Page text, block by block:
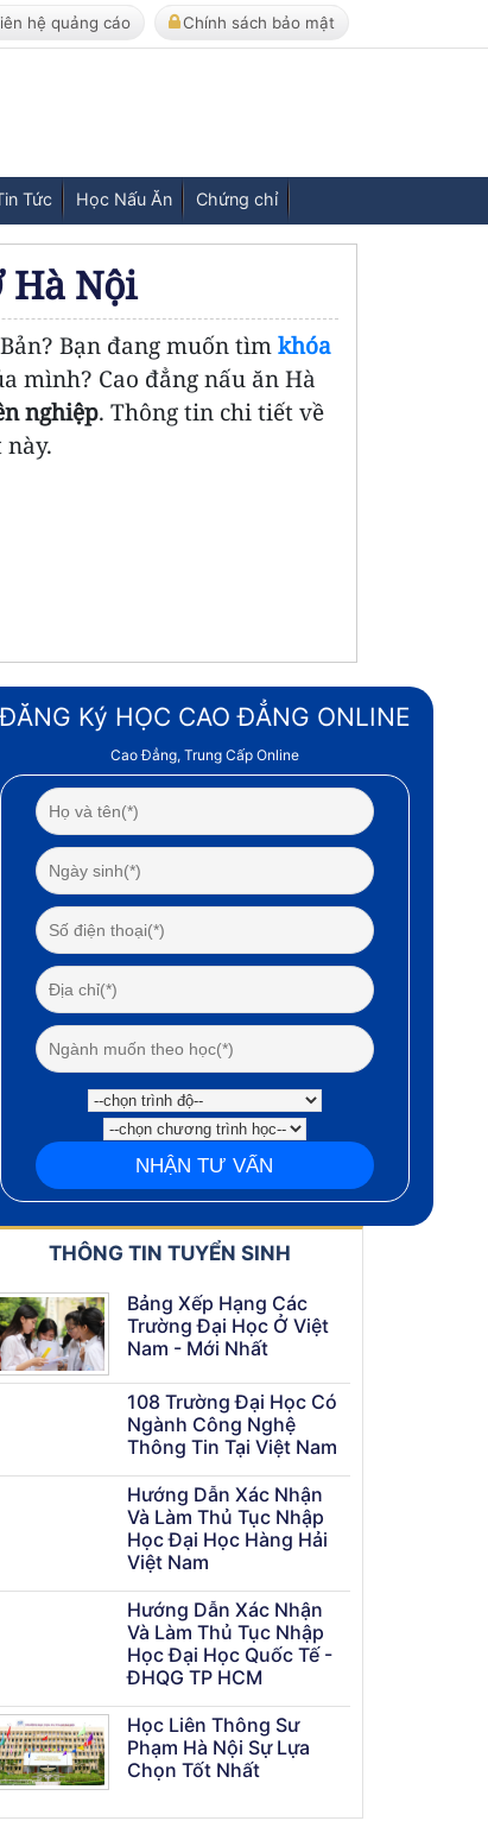
hệ quảng cáo Chính sách bảo mật
Tức Học Nấu Ăn Chứng chỉ
Hà Nội
Bạn đang muốn tìm khóa
mình? Cao đẳng nấu ăn Hà
nghiệp. Thông tin chi tiết về
ĐĂNG Ký HỌC CAO ĐẲNG ONLINE
Cao Đẳng, Trung Cấp Online
THÔNG TIN TUYỂN SINH
Bảng Xếp Hạng Các
Trường Đại Học Ở Việt
Nam - Mới Nhất
108 Trường Đại Học Có
Ngành Công Nghệ
Thông Tin Tại Việt Nam
Hướng Dẫn Xác Nhận
Và Làm Thủ Tục Nhập
Học Đại Học Hàng Hải
Việt Nam
Hướng Dẫn Xác Nhận
Và Làm Thủ Tục Nhập
Học Đại Học Quốc Tế -
ĐHQG TP HCM
Học Liên Thông Sư
Phạm Hà Nội Sự Lựa
Chọn Tốt Nhất